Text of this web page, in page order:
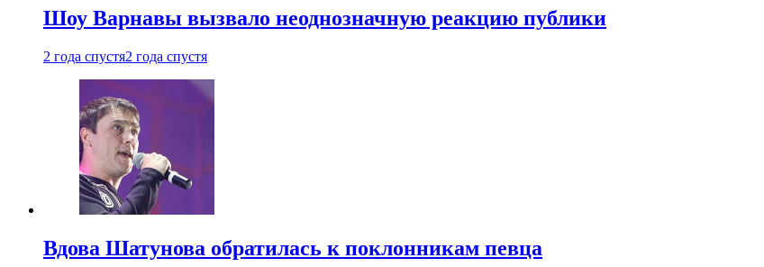
Шоу Варнавы вызвало неоднозначную реакцию публики
2 года спустя2 года спустя
Вдова Шатунова обратилась к поклонникам певца